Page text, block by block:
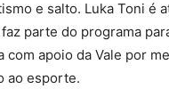
e salto. Luka Toni é
parte do programa
com apoio da Vale por
ao esporte.